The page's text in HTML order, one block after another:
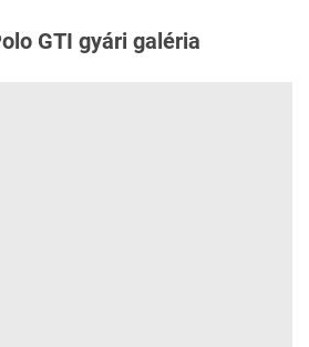
GTI gyári galéria